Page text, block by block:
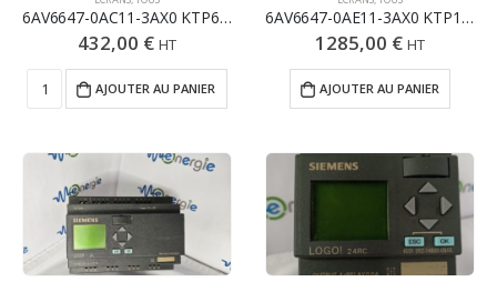
6AV6647-0AC11-3AX0 KTP600 BASIC COLOR DP SIMATIC SIEMENS
432,00 € HT
AJOUTER AU PANIER
6AV6647-0AE11-3AX0 KTP1000 BASIC DP SIMATIC SIEMENS
1285,00 € HT
AJOUTER AU PANIER